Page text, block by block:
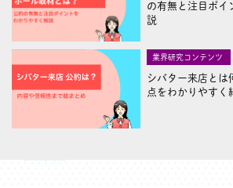
の有無と注目ポイ
説
業界研究コンテンツ
シバター来店とは
点をわかりやすく